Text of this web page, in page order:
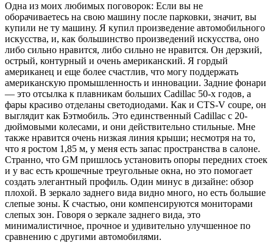
Одна из моих любимых поговорок: Если вы не
оборачиваетесь на свою машину после парковки, значит, вы
купили не ту машину. Я купил произведение автомобильного
искусства, и, как большинство произведений искусства, оно
либо сильно нравится, либо сильно не нравится. Он дерзкий,
острый, контурный и очень американский. Я гордый
американец и еще более счастлив, что могу поддержать
американскую промышленность и инновации. Задние фонари
— это отсылка к плавникам больших Cadillac 50-х годов, а
фары красиво отделаны светодиодами. Как и CTS-V coupe, он
выглядит как Бэтмобиль. Это единственный Cadillac с 20-
дюймовыми колесами, и они действительно стильные. Мне
также нравится очень низкая линия крыши; несмотря на то,
что я ростом 1,85 м, у меня есть запас пространства в салоне.
Странно, что GM пришлось установить опоры передних стоек
и у вас есть крошечные треугольные окна, но это помогает
создать элегантный профиль. Один минус в дизайне: обзор
плохой. В зеркало заднего вида видно много, но есть большие
слепые зоны. К счастью, они компенсируются мониторами
слепых зон. Говоря о зеркале заднего вида, это
минималистичное, прочное и удивительно улучшенное по
сравнению с другими автомобилями.